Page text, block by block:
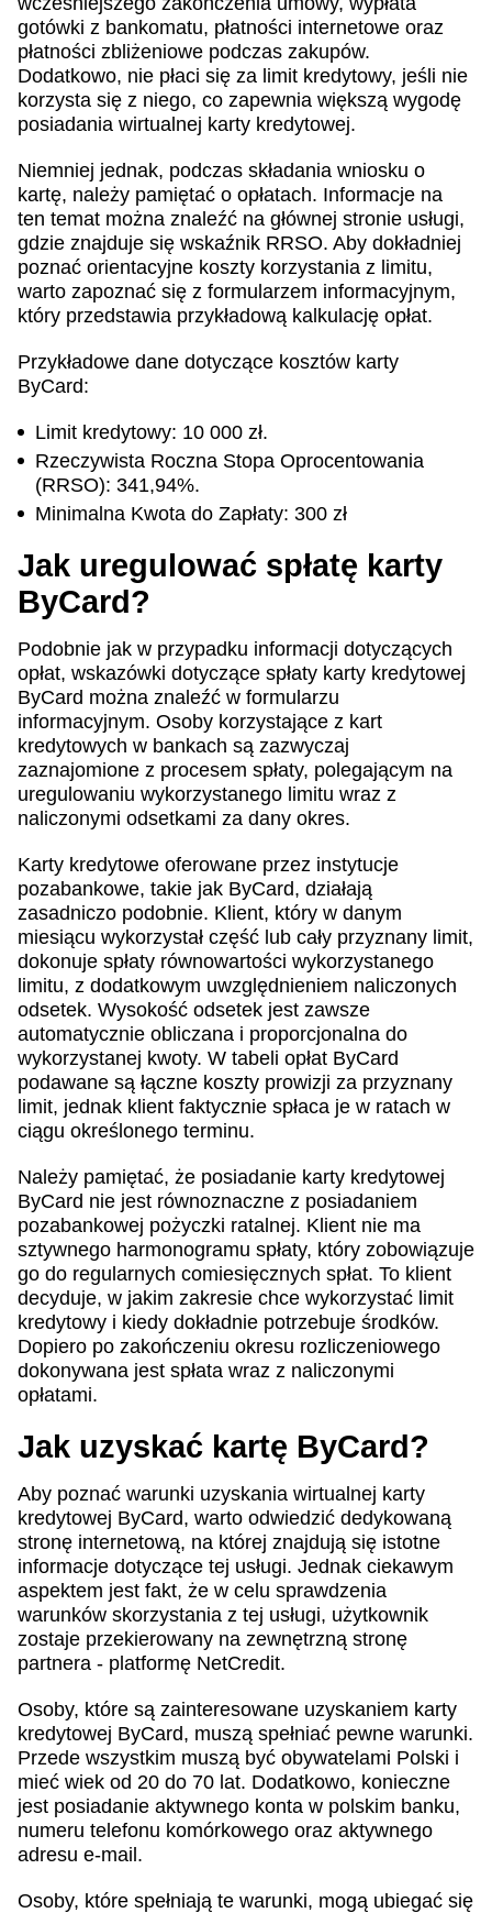
gotówki z bankomatu, płatności internetowe oraz
płatności zbliżeniowe podczas zakupów.
Dodatkowo, nie płaci się za limit kredytowy, jeśli nie
korzysta się z niego, co zapewnia większą wygodę
posiadania wirtualnej karty kredytowej.
Niemniej jednak, podczas składania wniosku o
kartę, należy pamiętać o opłatach. Informacje na
ten temat można znaleźć na głównej stronie usługi,
gdzie znajduje się wskaźnik RRSO. Aby dokładniej
poznać orientacyjne koszty korzystania z limitu,
warto zapoznać się z formularzem informacyjnym,
który przedstawia przykładową kalkulację opłat.
Przykładowe dane dotyczące kosztów karty
ByCard:
Limit kredytowy: 10 000 zł.
Rzeczywista Roczna Stopa Oprocentowania
(RRSO): 341,94%.
Minimalna Kwota do Zapłaty: 300 zł
Jak uregulować spłatę karty
ByCard?
Podobnie jak w przypadku informacji dotyczących
opłat, wskazówki dotyczące spłaty karty kredytowej
ByCard można znaleźć w formularzu
informacyjnym. Osoby korzystające z kart
kredytowych w bankach są zazwyczaj
zaznajomione z procesem spłaty, polegającym na
uregulowaniu wykorzystanego limitu wraz z
naliczonymi odsetkami za dany okres.
Karty kredytowe oferowane przez instytucje
pozabankowe, takie jak ByCard, działają
zasadniczo podobnie. Klient, który w danym
miesiącu wykorzystał część lub cały przyznany limit,
dokonuje spłaty równowartości wykorzystanego
limitu, z dodatkowym uwzględnieniem naliczonych
odsetek. Wysokość odsetek jest zawsze
automatycznie obliczana i proporcjonalna do
wykorzystanej kwoty. W tabeli opłat ByCard
podawane są łączne koszty prowizji za przyznany
limit, jednak klient faktycznie spłaca je w ratach w
ciągu określonego terminu.
Należy pamiętać, że posiadanie karty kredytowej
ByCard nie jest równoznaczne z posiadaniem
pozabankowej pożyczki ratalnej. Klient nie ma
sztywnego harmonogramu spłaty, który zobowiązuje
go do regularnych comiesięcznych spłat. To klient
decyduje, w jakim zakresie chce wykorzystać limit
kredytowy i kiedy dokładnie potrzebuje środków.
Dopiero po zakończeniu okresu rozliczeniowego
dokonywana jest spłata wraz z naliczonymi
opłatami.
Jak uzyskać kartę ByCard?
Aby poznać warunki uzyskania wirtualnej karty
kredytowej ByCard, warto odwiedzić dedykowaną
stronę internetową, na której znajdują się istotne
informacje dotyczące tej usługi. Jednak ciekawym
aspektem jest fakt, że w celu sprawdzenia
warunków skorzystania z tej usługi, użytkownik
zostaje przekierowany na zewnętrzną stronę
partnera - platformę NetCredit.
Osoby, które są zainteresowane uzyskaniem karty
kredytowej ByCard, muszą spełniać pewne warunki.
Przede wszystkim muszą być obywatelami Polski i
mieć wiek od 20 do 70 lat. Dodatkowo, konieczne
jest posiadanie aktywnego konta w polskim banku,
numeru telefonu komórkowego oraz aktywnego
adresu e-mail.
Osoby, które spełniają te warunki, mogą ubiegać się